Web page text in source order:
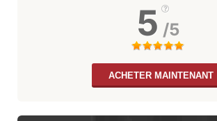
5 /5
ACHETER MAINTENANT